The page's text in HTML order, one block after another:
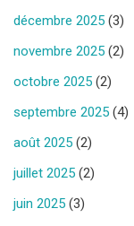
décembre 2025 (3)
novembre 2025 (2)
octobre 2025 (2)
septembre 2025 (4)
août 2025 (2)
juillet 2025 (2)
juin 2025 (3)